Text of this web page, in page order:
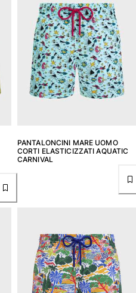
PANTALONCINI MARE UOMO
CORTI ELASTICIZZATI AQUATIC
CARNIVAL